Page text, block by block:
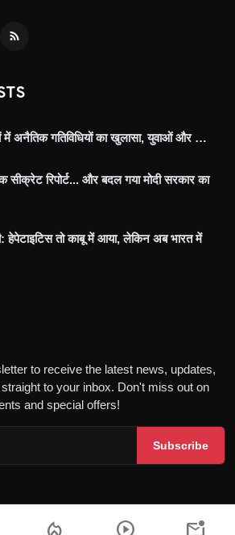
में अनैतिक गतिविधियों का खुलासा, युवाओं और …
रिपोर्ट... और बदल गया मोदी सरकार का
हेपेटाइटिस तो काबू में आया, लेकिन अब भारत में
to receive the latest news, updates,
to your inbox. Don't miss out on
and special offers!
Subscribe
the khatak - All Rights Reserved
local_fire_department play_circle mark_email_unread